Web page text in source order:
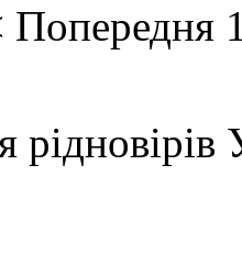
Попередня